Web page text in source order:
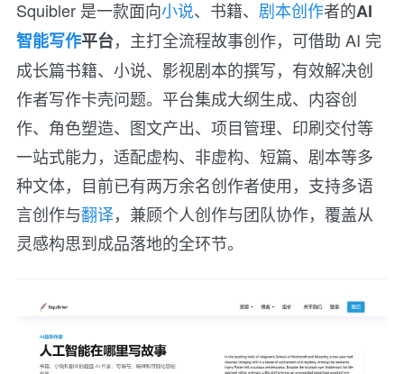
Squibler 是一款面向小说、书籍、 剧本创作者的AI
智能写作平台，主打全流程故事创作，可借助 AI 完
成长篇书籍、小说、影视剧本的撰写，有效解决创
作者写作卡壳问题。平台集成大纲生成、内容创
作、角色塑造、图文产出、项目管理、印刷交付等
一站式能力，适配虚构、非虚构、短篇、剧本等多
种文体，目前已有两万余名创作者使用，支持多语
言创作与翻译，兼顾个人创作与团队协作，覆盖从
灵感构思到成品落地的全环节。